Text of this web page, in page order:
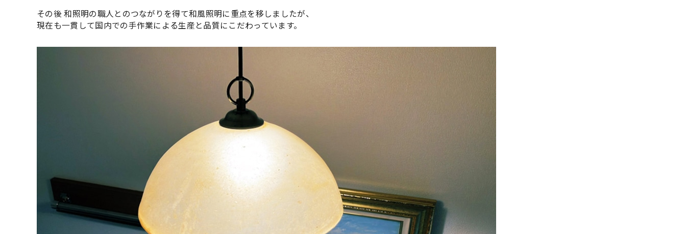
その後 和照明の職人とのつながりを得て和風照明に重点を移しましたが、
現在も一貫して国内での手作業による生産と品質にこだわっています。